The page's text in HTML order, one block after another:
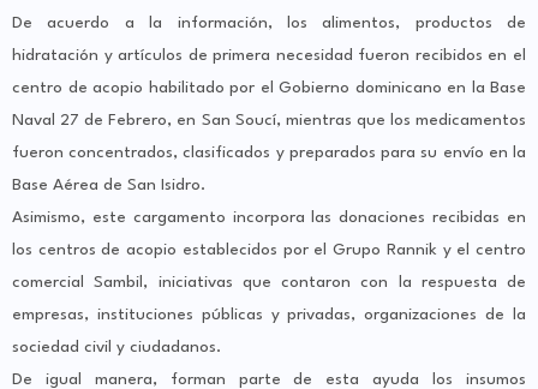
De acuerdo a la información, los alimentos, productos de
hidratación y artículos de primera necesidad fueron recibidos en el
centro de acopio habilitado por el Gobierno dominicano en la Base
Naval 27 de Febrero, en San Soucí, mientras que los medicamentos
fueron concentrados, clasificados y preparados para su envío en la
Base Aérea de San Isidro.
Asimismo, este cargamento incorpora las donaciones recibidas en
los centros de acopio establecidos por el Grupo Rannik y el centro
comercial Sambil, iniciativas que contaron con la respuesta de
empresas, instituciones públicas y privadas, organizaciones de la
sociedad civil y ciudadanos.
De igual manera, forman parte de esta ayuda los insumos